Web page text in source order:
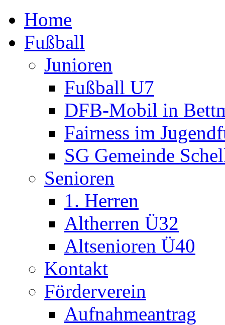
Home
Fußball
Junioren
Fußball U7
DFB-Mobil in
Fairness im
SG Gemeinde
Senioren
1. Herren
Altherren Ü32
Altsenioren Ü40
Kontakt
Förderverein
Aufnahmeantrag